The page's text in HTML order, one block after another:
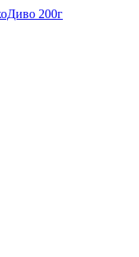
200г